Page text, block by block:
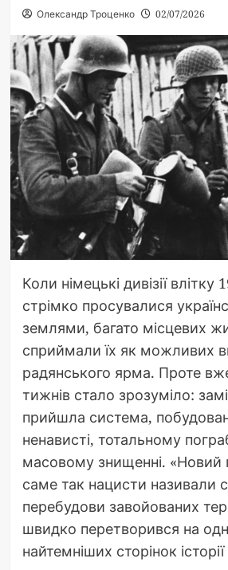
Олександр Троценко 02/07/2026
Коли німецькі дивізії влітку
стрімко просувалися
землями, багато місцевих
сприймали їх як можливих
радянського ярма. Проте
тижнів стало зрозуміло:
прийшла система,
ненависті, тотальному
масовому знищенні.
саме так нацисти називали
перебудови завойованих
швидко перетворився на
найтемніших сторінок